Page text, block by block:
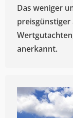
Das weniger
preisgünstiger
anerkannt.